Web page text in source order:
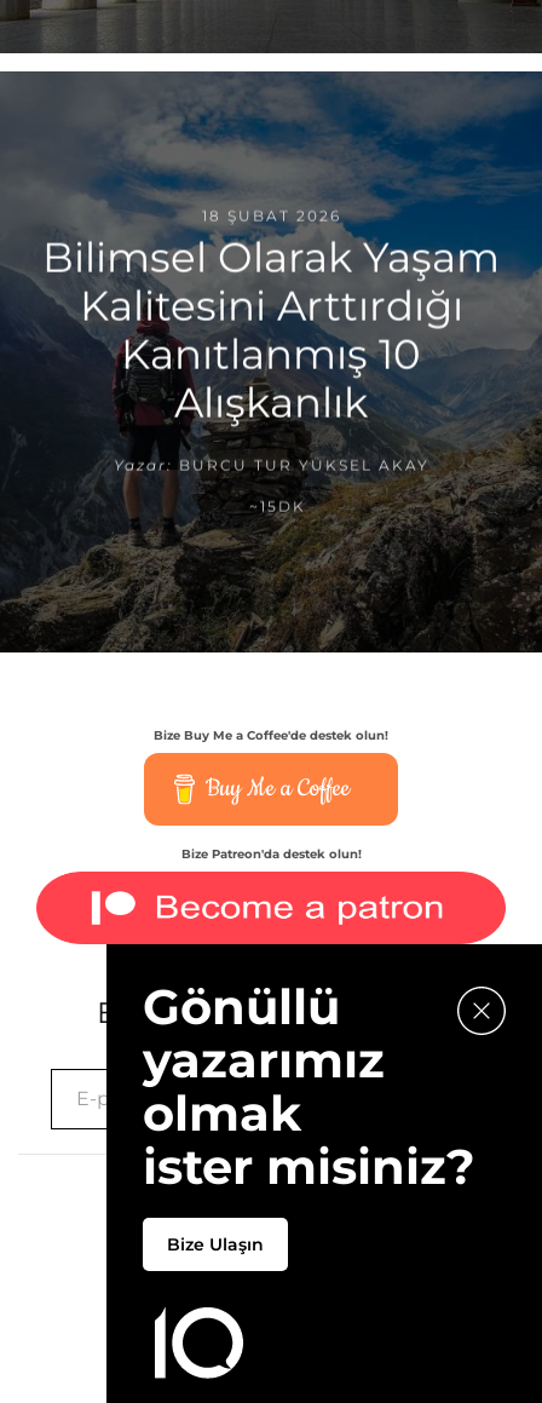
18 ŞUBAT 2026
Bilimsel Olarak Yaşam
Kalitesini Arttırdığı
Kanıtlanmış 10
Alışkanlık
Yazar: BURCU TUR YÜKSEL AKAY
~15DK
Bize Buy Me a Coffee'de destek olun!
Buy Me a Coffee
Bize Patreon'da destek olun!
E-bültenimize kaydolun.
Hakkımızda
Gönüllü
yazarımız
olmak
ister misiniz?
Bize Ulaşın